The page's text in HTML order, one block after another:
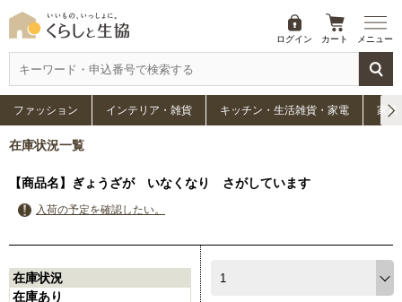
ログイン カート メニュー
ファッション インテリア・雑貨 キッチン・生活雑貨・家電 家具
在庫状況一覧
【商品名】ぎょうざが いなくなり さがしています
入荷の予定を確認したい。
在庫状況
在庫あり